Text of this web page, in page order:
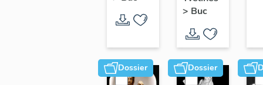
Casale
> Buc
Dossier Dossier